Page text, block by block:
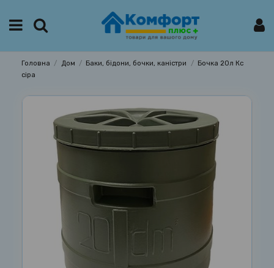
Головна Дом Баки, бідони, бочки, каністри
Бочка 20л Кс
сіра